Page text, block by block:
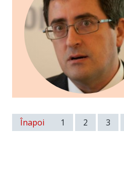
Înapoi 1 2 3